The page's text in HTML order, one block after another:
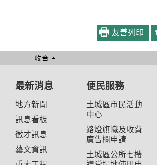
友善列印
最新消息
地方新聞
訊息看板
徵才訊息
藝文資訊
便民服務
土城區市民活動
中心
路燈旗幟及收費
廣告欄申請
土城區公所七樓